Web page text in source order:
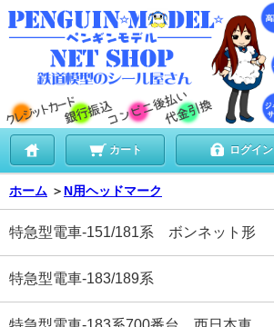
カート ログイン
ホーム ＞ N用ヘッドマーク
特急型電車-151/181系 ボンネット形
特急型電車-183/189系